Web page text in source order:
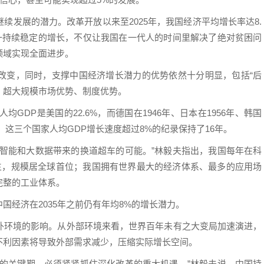
发展的潜力。改革开放以来至2025年，我国经济平均增长率达8.
续稳定的增长，不仅让我国在一代人的时间里解决了绝对贫困问
实现全面进步。
，同时，支撑中国经济增长潜力的优势依然十分明显，包括“后
大规模市场优势、制度优势。
均GDP是美国的22.6%，而德国在1946年、日本在1956年、韩国
三个国家人均GDP增长速度超过8%的纪录保持了16年。
和大数据带来的换道超车的可能。”林毅夫指出，我国每年在科
规模居全球首位；我国拥有世界最大的经济体系、最多的应用场
的工业体系。
经济在2035年之前仍有年均8%的增长潜力。
境的影响。从外部环境来看，世界百年未有之大变局加速演进，
因素将导致外部需求减少，压缩实际增长空间。